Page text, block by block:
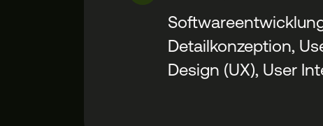
Detailkonzeption,
Design (UX), User